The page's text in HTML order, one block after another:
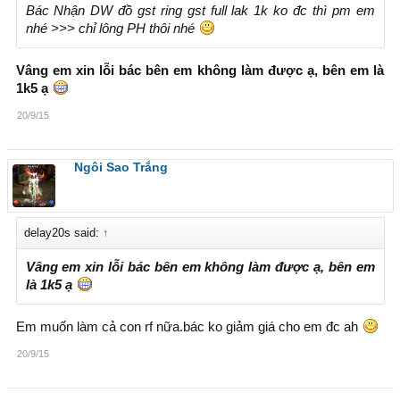
Bác Nhận DW đồ gst ring gst full lak 1k ko đc thì pm em
nhé >>> chỉ lông PH thôi nhé
Vâng em xin lỗi bác bên em không làm được ạ, bên em là
1k5 ạ
20/9/15
Ngôi Sao Trắng
delay20s said: ↑
Vâng em xin lỗi bác bên em không làm được ạ, bên em
là 1k5 ạ
Em muốn làm cả con rf nữa.bác ko giảm giá cho em đc ah
20/9/15